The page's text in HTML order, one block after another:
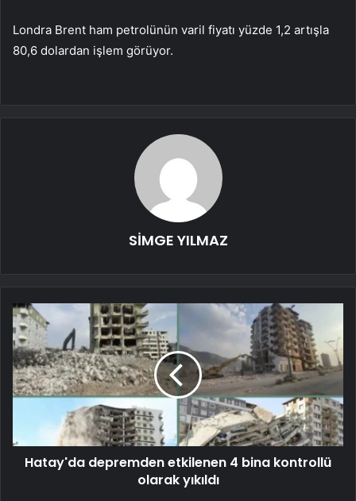
Londra Brent ham petrolünün varil fiyatı yüzde 1,2 artışla
80,6 dolardan işlem görüyor.
SİMGE YILMAZ
Hatay'da depremden etkilenen 4 bina kontrollü
olarak yıkıldı